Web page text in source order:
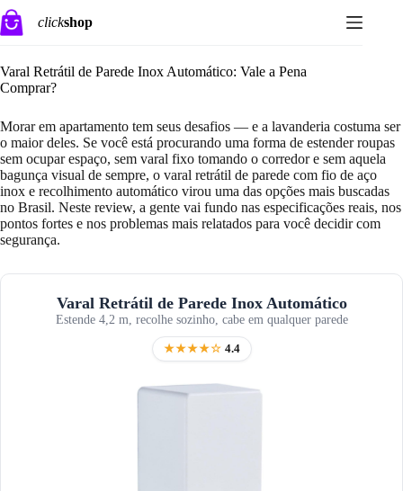
Pular
para
o
clickshop
Varal Retrátil de Parede Inox Automático: Vale a Pena
Comprar?
Morar em apartamento tem seus desafios — e a lavanderia costuma ser
o maior deles. Se você está procurando uma forma de estender roupas
sem ocupar espaço, sem varal fixo tomando o corredor e sem aquela
bagunça visual de sempre, o varal retrátil de parede com fio de aço
inox e recolhimento automático virou uma das opções mais buscadas
no Brasil. Neste review, a gente vai fundo nas especificações reais, nos
pontos fortes e nos problemas mais relatados para você decidir com
segurança.
Varal Retrátil de Parede Inox Automático
Estende 4,2 m, recolhe sozinho, cabe em qualquer parede
★★★★☆ 4.4